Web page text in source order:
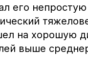
его
на хорошую
выше